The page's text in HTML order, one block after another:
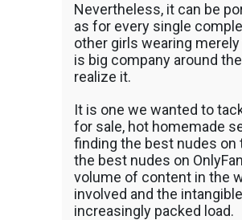
Nevertheless, it can be
as for every single
other girls wearing
is big company around
realize it.
It is one we wanted to
for sale, hot homemade
finding the best nudes on
the best nudes on
volume of content in the
involved and the
increasingly packed load.